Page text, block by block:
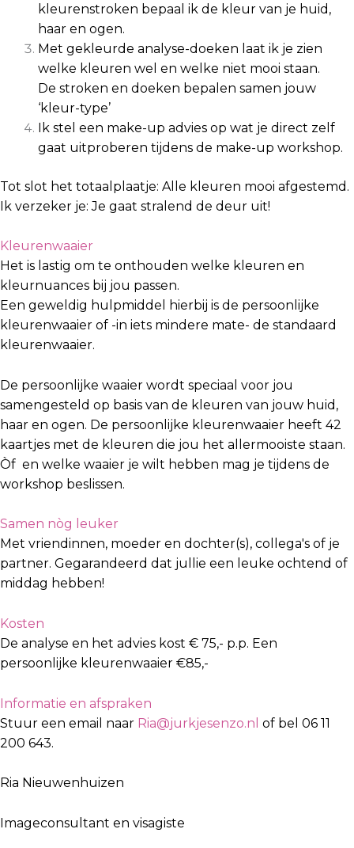
kleurenstroken bepaal ik de kleur van je huid,
haar en ogen.
Met gekleurde analyse-doeken laat ik je zien
welke kleuren wel en welke niet mooi staan.
De stroken en doeken bepalen samen jouw
‘kleur-type’
Ik stel een make-up advies op wat je direct zelf
gaat uitproberen tijdens de make-up workshop.
Tot slot het totaalplaatje: Alle kleuren mooi afgestemd.
Ik verzeker je: Je gaat stralend de deur uit!
Kleurenwaaier
Het is lastig om te onthouden welke kleuren en
kleurnuances bij jou passen.
Een geweldig hulpmiddel hierbij is de persoonlijke
kleurenwaaier of -in iets mindere mate- de standaard
kleurenwaaier.
De persoonlijke waaier wordt speciaal voor jou
samengesteld op basis van de kleuren van jouw huid,
haar en ogen. De persoonlijke kleurenwaaier heeft 42
kaartjes met de kleuren die jou het allermooiste staan.
Òf en welke waaier je wilt hebben mag je tijdens de
workshop beslissen.
Samen nòg leuker
Met vriendinnen, moeder en dochter(s), collega's of je
partner. Gegarandeerd dat jullie een leuke ochtend of
middag hebben!
Kosten
De analyse en het advies kost € 75,- p.p. Een
persoonlijke kleurenwaaier €85,-
Informatie en afspraken
Stuur een email naar Ria@jurkjesenzo.nl of bel 06 11
200 643.
Ria Nieuwenhuizen
Imageconsultant en visagiste